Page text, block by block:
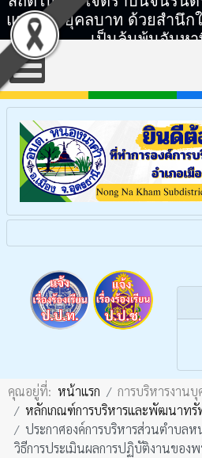
แทบพระยุคลบาท ด้วยสำนึ
เป็นล้นพ้นอันห
คุณอยู่ที่: หน้าแรก
การบริหารงานบุ
หลักเกณฑ์การบริหารและพัฒนาทรั
ประกาศองค์การบริหารส่วนตำบลห
วิธีการประเมินผลการปฏิบัติงานของ